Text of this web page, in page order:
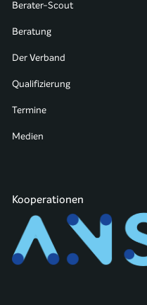
Berater-Scout
Beratung
Der Verband
Qualifizierung
Termine
Medien
Kooperationen